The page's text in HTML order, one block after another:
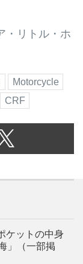
・リトル・ホ
Motorcycle
CRF
ケットの中身
」（一部掲